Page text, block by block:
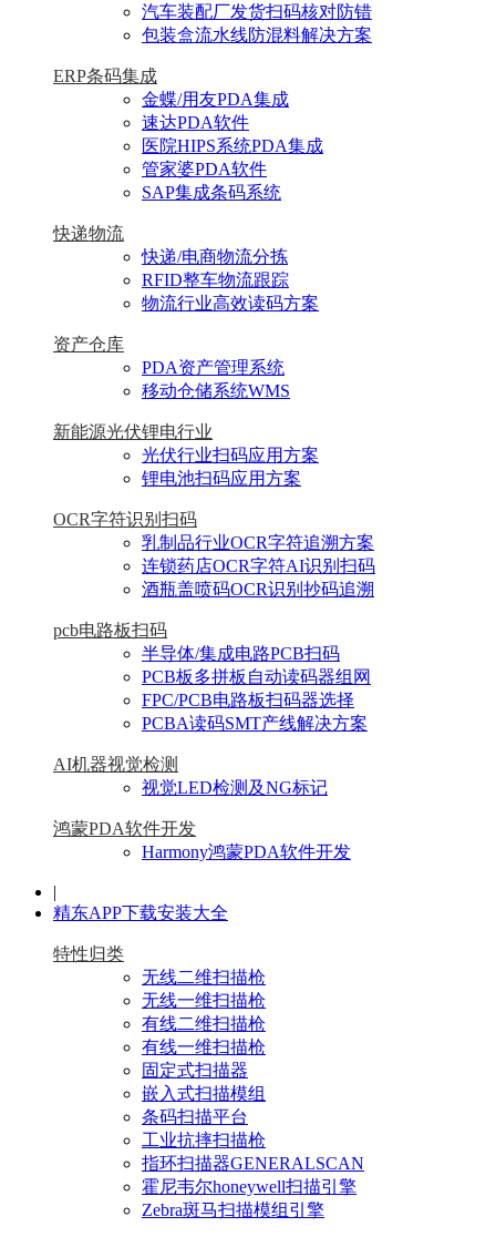
汽车装配厂发货扫码核对防错
包装盒流水线防混料解决方案
ERP条码集成
金蝶/用友PDA集成
速达PDA软件
医院HIPS系统PDA集成
管家婆PDA软件
SAP集成条码系统
快递物流
快递/电商物流分拣
RFID整车物流跟踪
物流行业高效读码方案
资产仓库
PDA资产管理系统
移动仓储系统WMS
新能源光伏锂电行业
光伏行业扫码应用方案
锂电池扫码应用方案
OCR字符识别扫码
乳制品行业OCR字符追溯方案
连锁药店OCR字符AI识别扫码
酒瓶盖喷码OCR识别抄码追溯
pcb电路板扫码
半导体/集成电路PCB扫码
PCB板多拼板自动读码器组网
FPC/PCB电路板扫码器选择
PCBA读码SMT产线解决方案
AI机器视觉检测
视觉LED检测及NG标记
鸿蒙PDA软件开发
Harmony鸿蒙PDA软件开发
|
精东APP下载安装大全
特性归类
无线二维扫描枪
无线一维扫描枪
有线二维扫描枪
有线一维扫描枪
固定式扫描器
嵌入式扫描模组
条码扫描平台
工业抗摔扫描枪
指环扫描器GENERALSCAN
霍尼韦尔honeywell扫描引擎
Zebra斑马扫描模组引擎